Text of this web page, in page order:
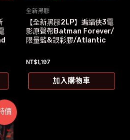
全新黑膠
【全新黑膠2LP】蝙蝠俠3電
影原聲帶Batman Forever/
限量藍&銀彩膠/Atlantic
NT$1,197
加入購物車
價